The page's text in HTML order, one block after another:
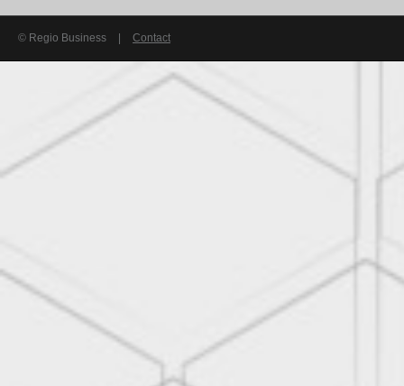
© Regio Business Contact